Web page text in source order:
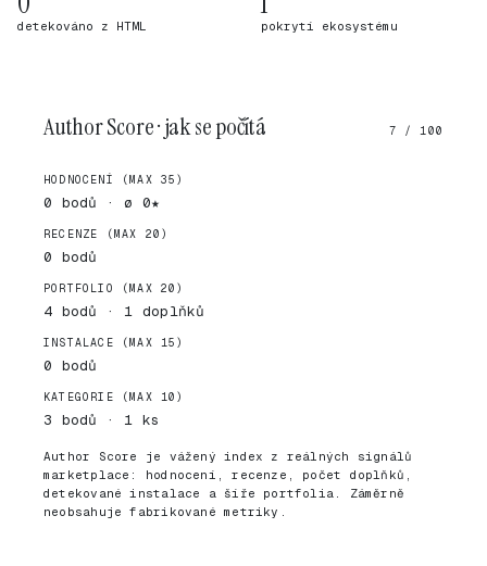
detekováno z HTML pokrytí ekosystému
Author Score · jak se počítá 7 / 100
HODNOCENÍ (MAX 35)
0 bodů · ø 0★
RECENZE (MAX 20)
0 bodů
PORTFOLIO (MAX 20)
4 bodů · 1 doplňků
INSTALACE (MAX 15)
0 bodů
KATEGORIE (MAX 10)
3 bodů · 1 ks
Author Score je vážený index z reálných signálů
marketplace: hodnocení, recenze, počet doplňků,
detekované instalace a šíře portfolia. Záměrně
neobsahuje fabrikované metriky.